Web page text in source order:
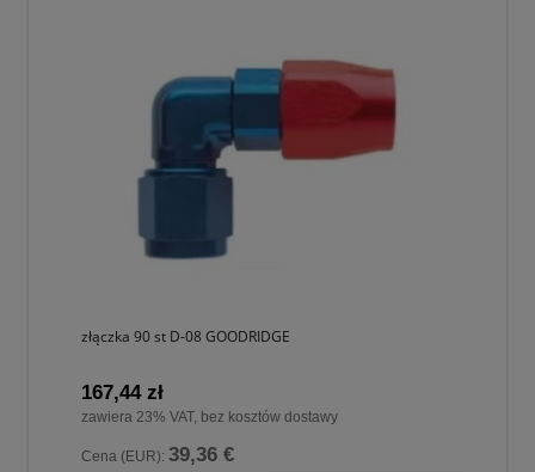
złączka 90 st D-08 GOODRIDGE
167,44 zł
zawiera 23% VAT, bez kosztów dostawy
Cena (EUR): 39,36 €